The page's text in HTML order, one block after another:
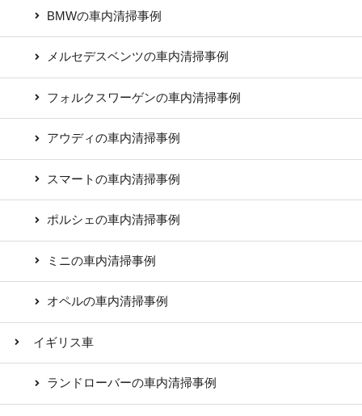
BMWの車内清掃事例
メルセデスベンツの車内清掃事例
フォルクスワーゲンの車内清掃事例
アウディの車内清掃事例
スマートの車内清掃事例
ポルシェの車内清掃事例
ミニの車内清掃事例
オペルの車内清掃事例
イギリス車
ランドローバーの車内清掃事例